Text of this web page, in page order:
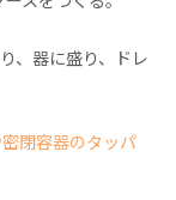
、器に盛り、ドレ
閉容器のタッパ